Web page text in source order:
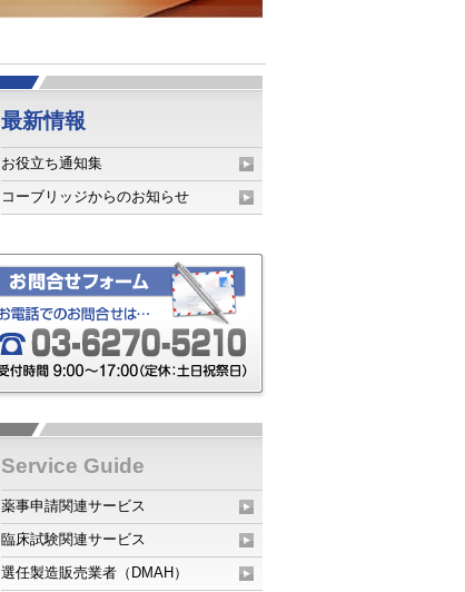
最新情報
お役立ち通知集
コーブリッジからのお知らせ
Service Guide
薬事申請関連サービス
臨床試験関連サービス
選任製造販売業者（DMAH）